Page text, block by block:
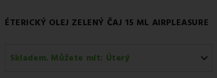
ÉTERICKÝ OLEJ ZELENÝ ČAJ 15 ML AIRPLEASURE
Skladem. Můžete mít: Úterý